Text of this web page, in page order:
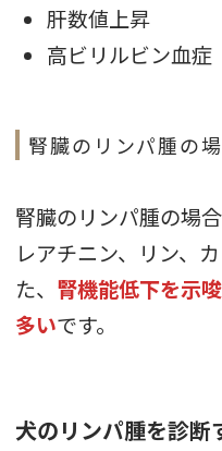
肝数値上昇
高ビリルビン血症
腎臓のリンパ腫の
腎臓のリンパ腫の場
レアチニン、リン、
た、 腎機能低下を示
多いです。
犬のリンパ腫を診断